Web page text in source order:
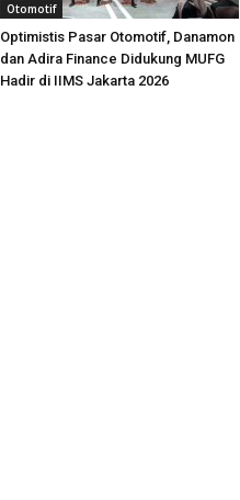
Otomotif
Optimistis Pasar Otomotif, Danamon
dan Adira Finance Didukung MUFG
Hadir di IIMS Jakarta 2026